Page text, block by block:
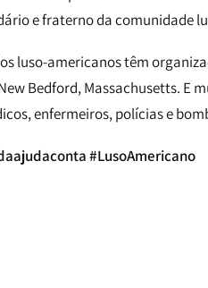
e fraterno da comunidade
luso-americanos têm
Bedford, Massachusetts. E
enfermeiros, polícias e
#LusoAmericano